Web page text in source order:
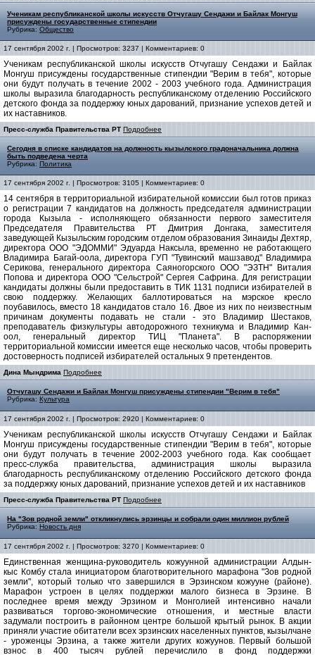
Ученикам республиканской школы искусств Отчугашу Сендажи и Байлак Монгуш
присуждены государственные стипендии
Рубрика: Общество
17 сентября 2002 г. | Просмотров: 3237 | Комментариев: 0
Ученикам республиканской школы искусств Отчугашу Сендажи и Байлак
Монгуш присуждены государственные стипендии "Верим в тебя", которые
они будут получать в течение 2002 - 2003 учебного года. Администрация
школы выразила благодарность республиканскому отделению Российского
детского фонда за поддержку юных дарований, признание успехов детей и
их наставников.
Пресс-служба Правительства РТ Подробнее
Сегодня в списке кандидатов на должность кызылского градоначальника должна
быть подведена черта
Рубрика: Политика
17 сентября 2002 г. | Просмотров: 3105 | Комментариев: 0
14 сентября в территориальной избирательной комиссии был готов приказ
о регистрации 7 кандидатов на должность председателя администрации
города Кызыла - исполняющего обязанности первого заместителя
Председателя Правительства РТ Дмитрия Донгака, заместителя
заведующей Кызыльским городским отделом образования Зинаиды Дехтяр,
директора ООО "ЭДОММИ" Эдуарда Наксыла, временно не работающего
Владимира Багай-оола, директора ГУП "Тувинский машзавод" Владимира
Серикова, генерального директора Саяногорского ООО "ЭЗТН" Виталия
Попова и директора ООО "Сельстрой" Сергея Сафрина. Для регистрации
кандидаты должны были предоставить в ТИК 1131 подписи избирателей в
свою поддержку. Желающих баллотироваться на мэрское кресло
поубавилось, вместо 18 кандидатов стало 16. Двое из них по неизвестным
причинам документы подавать не стали - это Владимир Шестаков,
преподаватель физкультуры автодорожного техникума и Владимир Кан-
оол, генеральный директор ТИЦ "Планета". В распоряжении
территориальной комиссии имеется еще несколько часов, чтобы проверить
достоверность подписей избирателей остальных 9 претендентов.
Дина Мындрима Подробнее
Отчугашу Сендажи и Байлак Монгуш присуждены стипендии "Верим в тебя"
Рубрика: Культура
17 сентября 2002 г. | Просмотров: 2920 | Комментариев: 0
Ученикам республиканской школы искусств Отчугашу Сендажи и Байлак
Монгуш присуждены государственные стипендии "Верим в тебя", которые
они будут получать в течение 2002-2003 учебного года. Как сообщает
пресс-служба правительства, администрация школы выразила
благодарность республиканскому отделению Российского детского фонда
за поддержку юных дарований, признание успехов детей и их наставников
Пресс-служба Правительства РТ Подробнее
На "Зов родной земли" откликнулись эрзинцы и собрали один миллион рублей
Рубрика: Новость дня
17 сентября 2002 г. | Просмотров: 3270 | Комментариев: 0
Единственная женщина-руководитель кожуунной администрации Алдын-
кыс Комбу стала инициатором благотворительного марафона "Зов родной
земли", который только что завершился в Эрзинском кожууне (районе).
Марафон устроен в целях поддержки малого бизнеса в Эрзине. В
последнее время между Эрзином и Монголией интенсивно начали
развиваться торгово-экономические отношения, и местные власти
задумали построить в районном центре большой крытый рынок. В акции
приняли участие обитатели всех эрзинских населенных пунктов, кызылчане
- уроженцы Эрзина, а также жители других кожуунов. Первый большой
взнос в 400 тысяч рублей перечислило в фонд поддержки